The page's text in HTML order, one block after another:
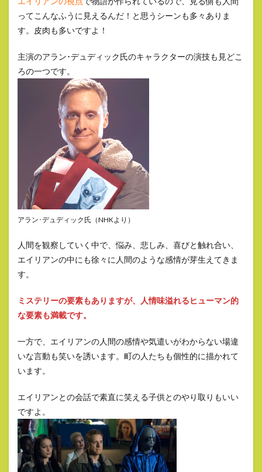
ってこんなふうに見えるんだ！と思うシーンも多々ありま
す。皮肉も多いですよ！
主演のアラン･デュディック氏のキャラクターの演技も見どこ
ろの一つです。
アラン･デュディック氏（NHKより）
人間を観察していく中で、悩み、悲しみ、喜びと触れ合い、
エイリアンの中にも徐々に人間のような感情が芽生えてきま
す。
ミステリーの要素もありますが、人情味溢れるヒューマン的
な要素も満載です。
一方で、エイリアンの人間の感情や気遣いがわからない場違
いな言動も笑いを誘います。町の人たちも個性的に描かれて
います。
エイリアンとの会話で素直に笑える子供とのやり取りもいい
ですよ。